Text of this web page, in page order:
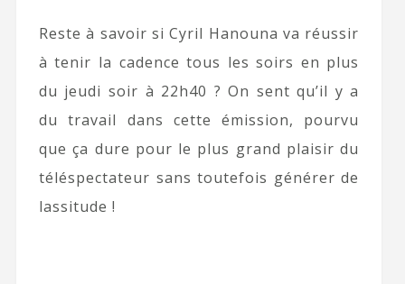
Reste à savoir si Cyril Hanouna va réussir
à tenir la cadence tous les soirs en plus
du jeudi soir à 22h40 ? On sent qu’il y a
du travail dans cette émission, pourvu
que ça dure pour le plus grand plaisir du
téléspectateur sans toutefois générer de
lassitude !